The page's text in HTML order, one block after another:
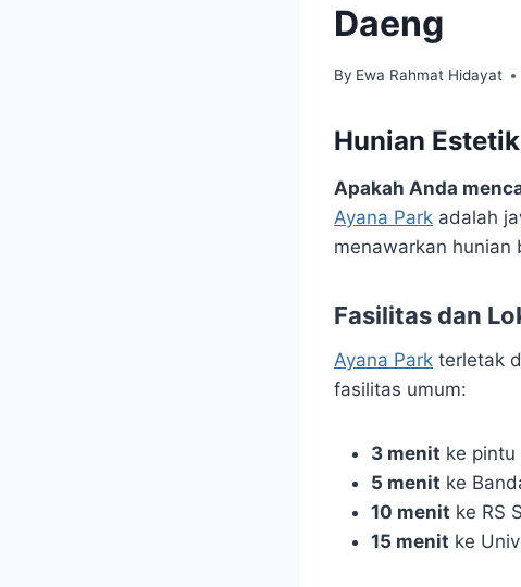
Daeng
By Ewa Rahmat Hidayat
Hunian
Apakah Anda
Ayana Park adalah
menawarkan hunian
Fasilitas dan
Ayana Park terletak
fasilitas umum:
3 menit ke pintu
5 menit ke
10 menit ke RS
15 menit ke